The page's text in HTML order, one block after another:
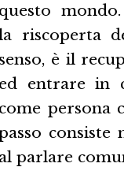
questo
riscoperta
senso, è il
ed entrare in
come persona
al parlare